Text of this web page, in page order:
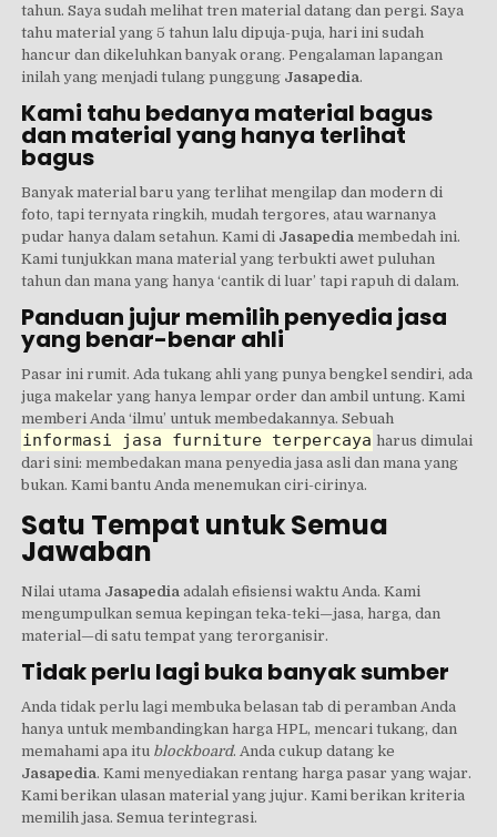
tahun. Saya sudah melihat tren material datang dan pergi. Saya
tahu material yang 5 tahun lalu dipuja-puja, hari ini sudah
hancur dan dikeluhkan banyak orang. Pengalaman lapangan
inilah yang menjadi tulang punggung Jasapedia.
Kami tahu bedanya material bagus
dan material yang hanya terlihat
bagus
Banyak material baru yang terlihat mengilap dan modern di
foto, tapi ternyata ringkih, mudah tergores, atau warnanya
pudar hanya dalam setahun. Kami di Jasapedia membedah ini.
Kami tunjukkan mana material yang terbukti awet puluhan
tahun dan mana yang hanya ‘cantik di luar’ tapi rapuh di dalam.
Panduan jujur memilih penyedia jasa
yang benar-benar ahli
Pasar ini rumit. Ada tukang ahli yang punya bengkel sendiri, ada
juga makelar yang hanya lempar order dan ambil untung. Kami
memberi Anda ‘ilmu’ untuk membedakannya. Sebuah
informasi jasa furniture terpercaya harus dimulai
dari sini: membedakan mana penyedia jasa asli dan mana yang
bukan. Kami bantu Anda menemukan ciri-cirinya.
Satu Tempat untuk Semua
Jawaban
Nilai utama Jasapedia adalah efisiensi waktu Anda. Kami
mengumpulkan semua kepingan teka-teki—jasa, harga, dan
material—di satu tempat yang terorganisir.
Tidak perlu lagi buka banyak sumber
Anda tidak perlu lagi membuka belasan tab di peramban Anda
hanya untuk membandingkan harga HPL, mencari tukang, dan
memahami apa itu blockboard. Anda cukup datang ke
Jasapedia. Kami menyediakan rentang harga pasar yang wajar.
Kami berikan ulasan material yang jujur. Kami berikan kriteria
memilih jasa. Semua terintegrasi.